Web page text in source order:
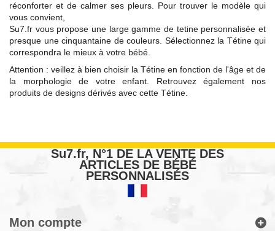
réconforter et de calmer ses pleurs. Pour trouver le modèle qui
vous convient,
Su7.fr vous propose une large gamme de tetine personnalisée et
presque une cinquantaine de couleurs. Sélectionnez la Tétine qui
correspondra le mieux à votre bébé.
Attention : veillez à bien choisir la Tétine en fonction de l'âge et de
la morphologie de votre enfant. Retrouvez également nos
produits de designs dérivés avec cette Tétine.
Su7.fr, N°1 DE LA VENTE DES
ARTICLES DE BÉBÉ
PERSONNALISÉS
Mon compte